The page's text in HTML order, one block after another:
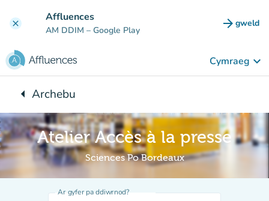
clear Affluences
AM DDIM – Google Play arrow_forward gweld
(tab
Cymraeg keyboard_arrow_down
arrow_leftYn ôl i:
Archebu
Atelier Accès à la presse
Sciences Po Bordeaux
Ar gyfer pa ddiwrnod?